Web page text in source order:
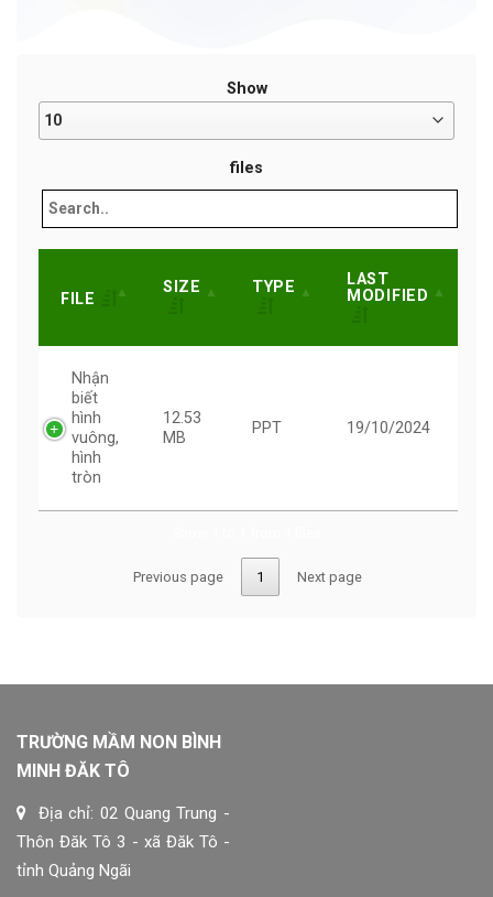
Show
files
FILE
SIZE TYPE
LAST
MODIFIED
Nhận
biết
hình
vuông,
hình
tròn
12.53
MB
PPT 19/10/2024
Previous page 1 Next page
TRƯỜNG MẦM NON BÌNH
MINH ĐĂK TÔ
Địa chỉ: 02 Quang Trung -
Thôn Đăk Tô 3 - xã Đăk Tô -
tỉnh Quảng Ngãi